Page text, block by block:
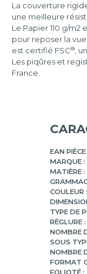
La couverture
une meilleure
Le Papier 110 g/
pour reposer la
est certifié FSC®,
Les piqûres et
France.
EAN PIÈCE
MARQUE :
MATIÈRE :
COULEUR :
TYPE DE
RÉGLURE :
NOMBRE
SOUS
NOMBRE
FORMAT